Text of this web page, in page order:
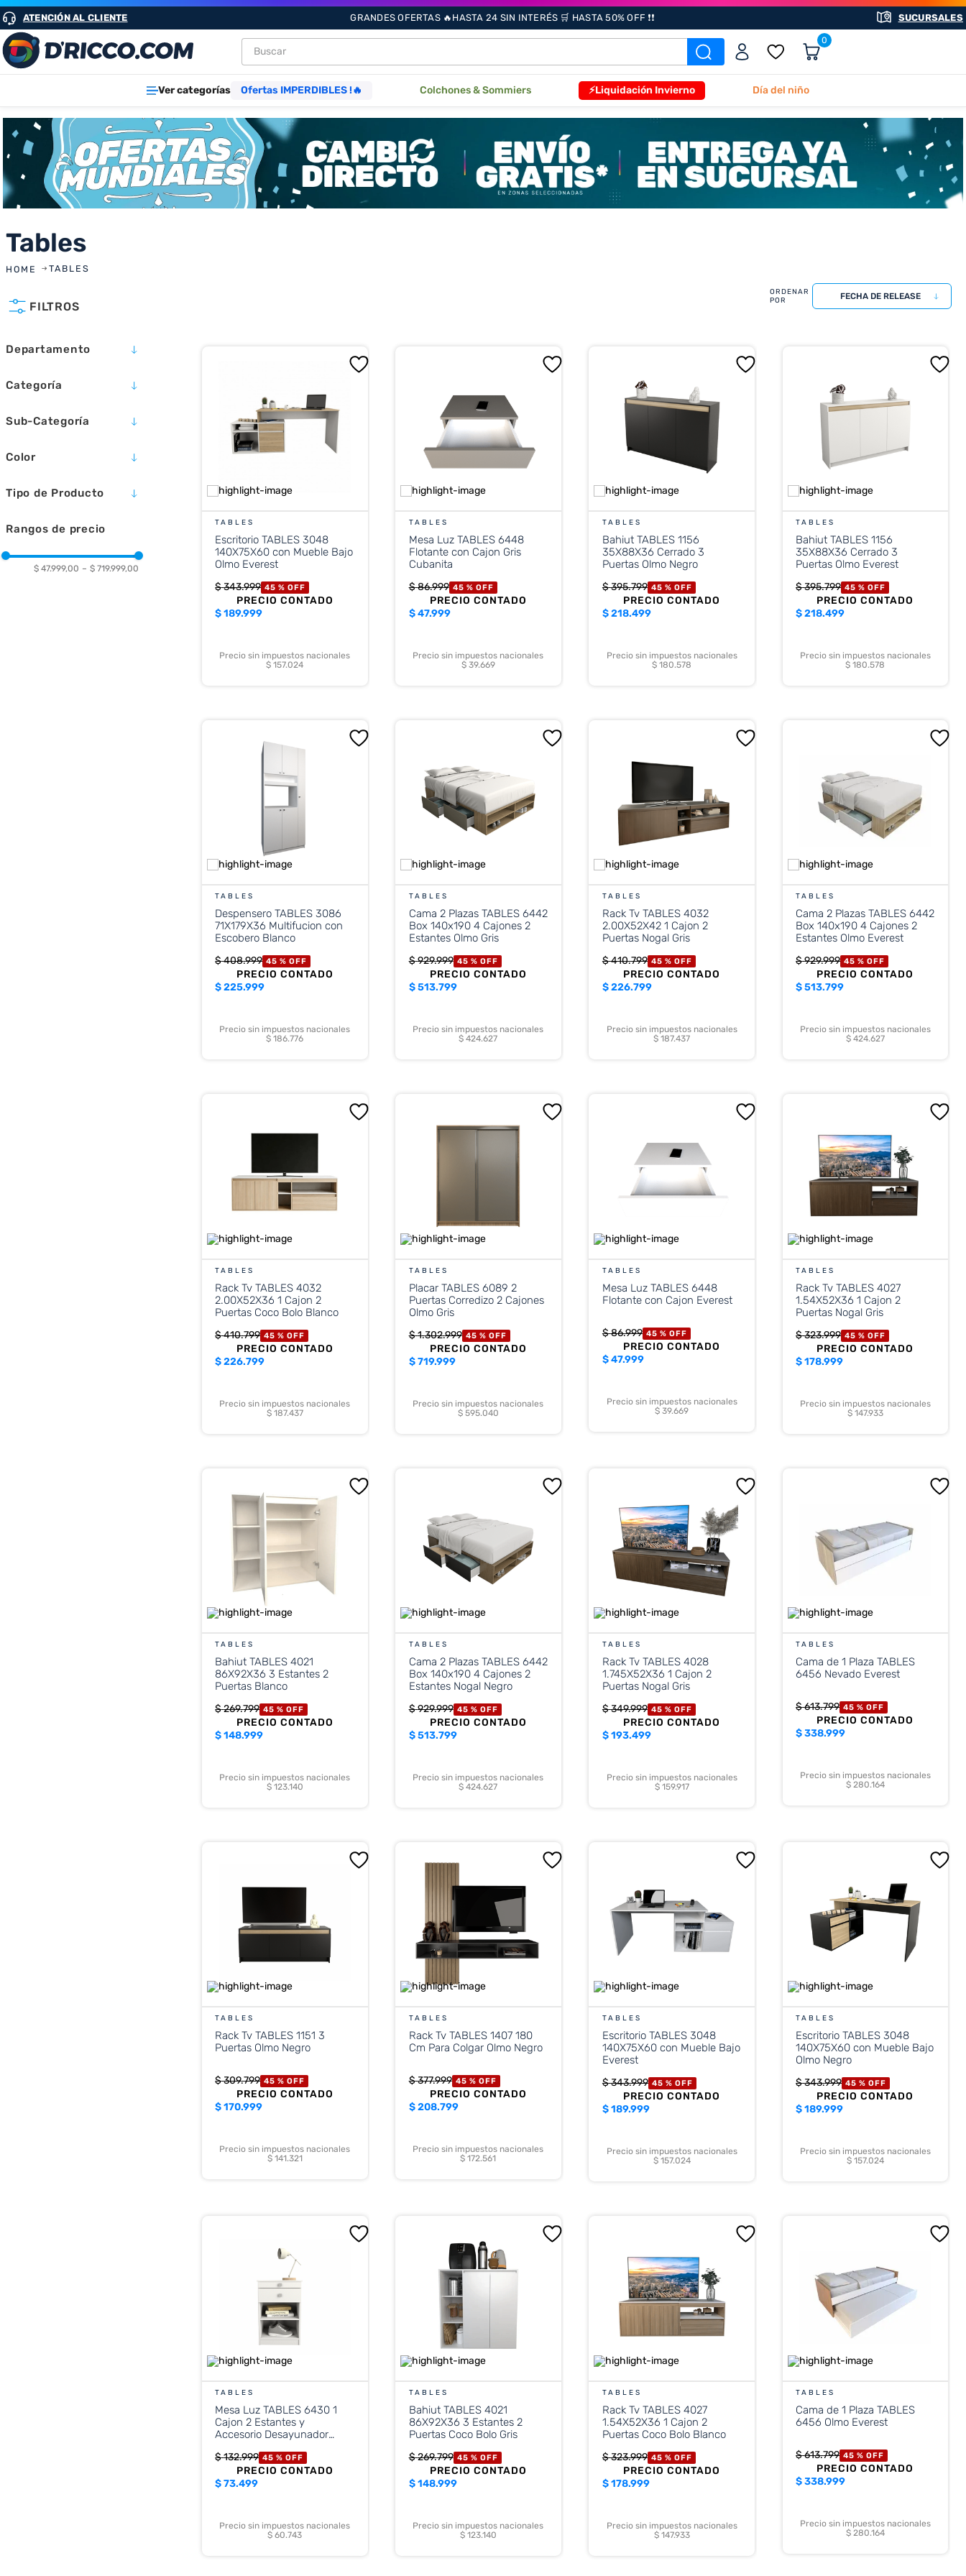
ATENCIÓN AL CLIENTE GRANDES OFERTAS 🔥HASTA 24 SIN INTERÉS 🛒 HASTA 50% OFF ❗❗ SUCURSALES
Buscar 0
Ver categorías Ofertas IMPERDIBLES !🔥 Colchones & Sommiers ⚡Liquidación Invierno Día del niño
Tables
TABLES
FILTROS
Departamento
COLCHONERÍA
Categoría
TEXTIL
Sub-Categoría
COMEDOR
RESPALDOS
MUEBLES PARA COCINA
Color
Tipo de Producto
MESA DE LUZ
Rangos de precio
$ 47.999,00 – $ 719.999,00
FECHA DE RELEASE
TABLES
Escritorio TABLES 3048
140X75X60 con Mueble Bajo
Olmo Everest
$343.999 45 % OFF
PRECIO CONTADO
$189.999
Precio sin impuestos nacionales
$ 157.024
TABLES
Mesa Luz TABLES 6448
Flotante con Cajon Gris
Cubanita
$86.999 45 % OFF
PRECIO CONTADO
$47.999
Precio sin impuestos nacionales
$ 39.669
TABLES
Bahiut TABLES 1156
35X88X36 Cerrado 3
Puertas Olmo Negro
$395.799 45 % OFF
PRECIO CONTADO
$218.499
Precio sin impuestos nacionales
$ 180.578
TABLES
Bahiut TABLES 1156
35X88X36 Cerrado 3
Puertas Olmo Everest
$395.799 45 % OFF
PRECIO CONTADO
$218.499
Precio sin impuestos nacionales
$ 180.578
TABLES
Despensero TABLES 3086
71X179X36 Multifucion con
Escobero Blanco
$408.999 45 % OFF
PRECIO CONTADO
$225.999
Precio sin impuestos nacionales
$ 186.776
TABLES
Cama 2 Plazas TABLES 6442
Box 140x190 4 Cajones 2
Estantes Olmo Gris
$929.999 45 % OFF
PRECIO CONTADO
$513.799
Precio sin impuestos nacionales
$ 424.627
TABLES
Rack Tv TABLES 4032
2.00X52X42 1 Cajon 2
Puertas Nogal Gris
$410.799 45 % OFF
PRECIO CONTADO
$226.799
Precio sin impuestos nacionales
$ 187.437
TABLES
Cama 2 Plazas TABLES 6442
Box 140x190 4 Cajones 2
Estantes Olmo Everest
$929.999 45 % OFF
PRECIO CONTADO
$513.799
Precio sin impuestos nacionales
$ 424.627
TABLES
Rack Tv TABLES 4032
2.00X52X36 1 Cajon 2
Puertas Coco Bolo Blanco
$410.799 45 % OFF
PRECIO CONTADO
$226.799
Precio sin impuestos nacionales
$ 187.437
TABLES
Placar TABLES 6089 2
Puertas Corredizo 2 Cajones
Olmo Gris
$1.302.999 45 % OFF
PRECIO CONTADO
$719.999
Precio sin impuestos nacionales
$ 595.040
TABLES
Mesa Luz TABLES 6448
Flotante con Cajon Everest
$86.999 45 % OFF
PRECIO CONTADO
$47.999
Precio sin impuestos nacionales
$ 39.669
TABLES
Rack Tv TABLES 4027
1.54X52X36 1 Cajon 2
Puertas Nogal Gris
$323.999 45 % OFF
PRECIO CONTADO
$178.999
Precio sin impuestos nacionales
$ 147.933
TABLES
Bahiut TABLES 4021
86X92X36 3 Estantes 2
Puertas Blanco
$269.799 45 % OFF
PRECIO CONTADO
$148.999
Precio sin impuestos nacionales
$ 123.140
TABLES
Cama 2 Plazas TABLES 6442
Box 140x190 4 Cajones 2
Estantes Nogal Negro
$929.999 45 % OFF
PRECIO CONTADO
$513.799
Precio sin impuestos nacionales
$ 424.627
TABLES
Rack Tv TABLES 4028
1.745X52X36 1 Cajon 2
Puertas Nogal Gris
$349.999 45 % OFF
PRECIO CONTADO
$193.499
Precio sin impuestos nacionales
$ 159.917
TABLES
Cama de 1 Plaza TABLES
6456 Nevado Everest
$613.799 45 % OFF
PRECIO CONTADO
$338.999
Precio sin impuestos nacionales
$ 280.164
TABLES
Rack Tv TABLES 1151 3
Puertas Olmo Negro
$309.799 45 % OFF
PRECIO CONTADO
$170.999
Precio sin impuestos nacionales
$ 141.321
TABLES
Rack Tv TABLES 1407 180
Cm Para Colgar Olmo Negro
$377.999 45 % OFF
PRECIO CONTADO
$208.799
Precio sin impuestos nacionales
$ 172.561
TABLES
Escritorio TABLES 3048
140X75X60 con Mueble Bajo
Everest
$343.999 45 % OFF
PRECIO CONTADO
$189.999
Precio sin impuestos nacionales
$ 157.024
TABLES
Escritorio TABLES 3048
140X75X60 con Mueble Bajo
Olmo Negro
$343.999 45 % OFF
PRECIO CONTADO
$189.999
Precio sin impuestos nacionales
$ 157.024
TABLES
Mesa Luz TABLES 6430 1
Cajon 2 Estantes y
Accesorio Desayunador
$132.999 45 % OFF
PRECIO CONTADO
$73.499
Precio sin impuestos nacionales
$ 60.743
TABLES
Bahiut TABLES 4021
86X92X36 3 Estantes 2
Puertas Coco Bolo Gris
$269.799 45 % OFF
PRECIO CONTADO
$148.999
Precio sin impuestos nacionales
$ 123.140
TABLES
Rack Tv TABLES 4027
1.54X52X36 1 Cajon 2
Puertas Coco Bolo Blanco
$323.999 45 % OFF
PRECIO CONTADO
$178.999
Precio sin impuestos nacionales
$ 147.933
TABLES
Cama de 1 Plaza TABLES
6456 Olmo Everest
$613.799 45 % OFF
PRECIO CONTADO
$338.999
Precio sin impuestos nacionales
$ 280.164
TÉRMINOS MÁS BUSCADOS
1. heladeras
2 . lavarropas
.
cocinas
5. microondas